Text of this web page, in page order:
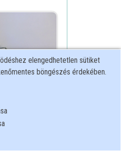
elengedhetetlen sütiket
böngészés érdekében.